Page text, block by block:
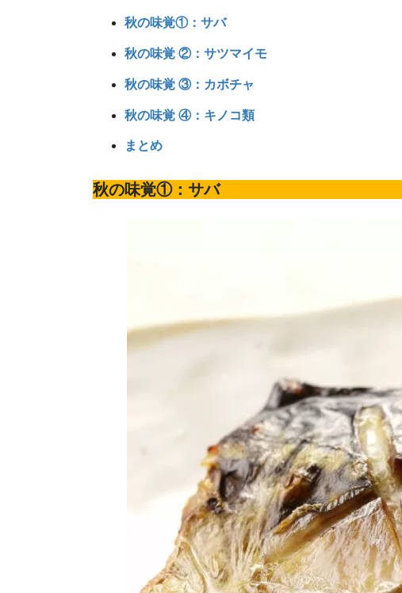
秋の味覚①：サバ
秋の味覚 ②：サツマイモ
秋の味覚 ③：カボチャ
秋の味覚 ④：キノコ類
まとめ
秋の味覚①：サバ